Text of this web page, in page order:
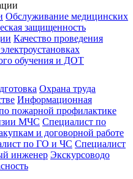
Обслуживание медицинских
защищенность
Качество проведения
обучения и ДОТ
Охрана труда
Информационная
пожарной профилактике
МЧС Специалист по
и договорной работе
по ГО и ЧС Специалист
инженер Экскурсоводо